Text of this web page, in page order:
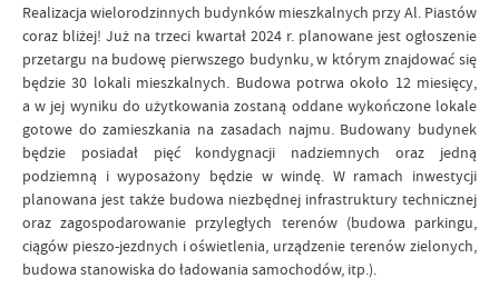
Realizacja wielorodzinnych budynków mieszkalnych przy Al. Piastów
coraz bliżej! Już na trzeci kwartał 2024 r. planowane jest ogłoszenie
przetargu na budowę pierwszego budynku, w którym znajdować się
będzie 30 lokali mieszkalnych. Budowa potrwa około 12 miesięcy,
a w jej wyniku do użytkowania zostaną oddane wykończone lokale
gotowe do zamieszkania na zasadach najmu. Budowany budynek
będzie posiadał pięć kondygnacji nadziemnych oraz jedną
podziemną i wyposażony będzie w windę. W ramach inwestycji
planowana jest także budowa niezbędnej infrastruktury technicznej
oraz zagospodarowanie przyległych terenów (budowa parkingu,
ciągów pieszo-jezdnych i oświetlenia, urządzenie terenów zielonych,
budowa stanowiska do ładowania samochodów, itp.).